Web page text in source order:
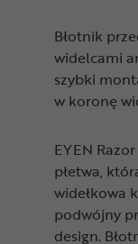
Błotnik
widelcami
szybki
w koronę
EYEN
płetwa,
widełkowa
podwójny
design.